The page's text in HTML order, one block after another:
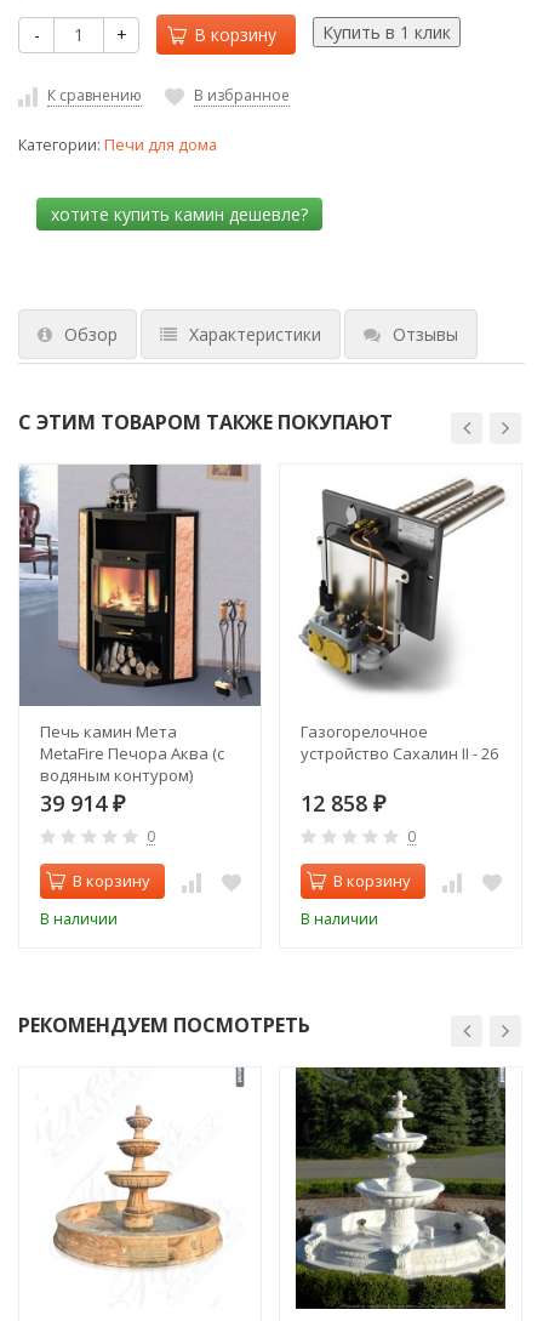
- + В корзину
К сравнению В избранное
Категории: Печи для дома
Обзор Характеристики Отзывы
С ЭТИМ ТОВАРОМ ТАКЖЕ ПОКУПАЮТ
Печь камин Мета
MetaFire Печора Аква (с
водяным контуром)
39 914 ₽
0
В корзину
В наличии
Газогорелочное
устройство Сахалин II - 26
12 858 ₽
0
В корзину
В наличии
РЕКОМЕНДУЕМ ПОСМОТРЕТЬ